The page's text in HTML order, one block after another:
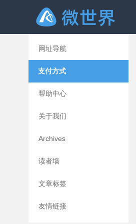
版权说明
网址导航
支付方式
帮助中心
关于我们
Archives
读者墙
文章标签
友情链接